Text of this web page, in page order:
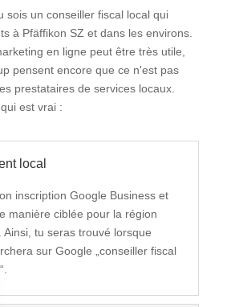
sois un conseiller fiscal local qui
à Pfäffikon SZ et dans les environs.
en ligne peut être très utile,
pensent encore que ce n'est pas
prestataires de services locaux.
est vrai :
local
inscription Google Business et
manière ciblée pour la région
Ainsi, tu seras trouvé lorsque
sur Google „conseiller fiscal